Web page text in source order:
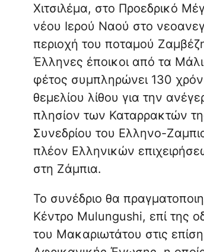
Χιτσιλέμα, στο Προεδρικό
νέου Ιερού Ναού στο
περιοχή του ποταμού
Έλληνες έποικοι από τα
φέτος συμπληρώνει 130
θεμελίου λίθου για την
πλησίον των Καταρρακτών
Συνεδρίου του Ελληνο-
πλέον Ελληνικών
στη Ζάμπια.
Το συνέδριο θα
Κέντρο Mulungushi, επί της
του Μακαριωτάτου στις